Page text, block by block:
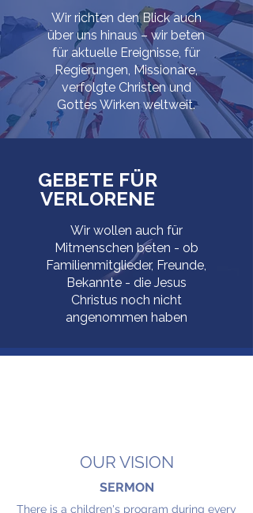
Wir richten den Blick auch
über uns hinaus – wir beten
für aktuelle Ereignisse, für
Regierungen, Missionare,
verfolgte Christen und
Gottes Wirken weltweit.
GEBETE FÜR
VERLORENE
Wir wollen auch für
Mitmenschen beten - ob
Familienmitglieder, Freunde,
Bekannte - die Jesus
Christus noch nicht
angenommen haben
OUR VISION
SERMON
There is a children's program during every